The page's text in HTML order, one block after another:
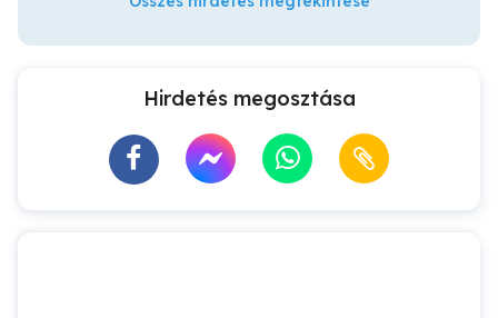
Hirdetés megosztása